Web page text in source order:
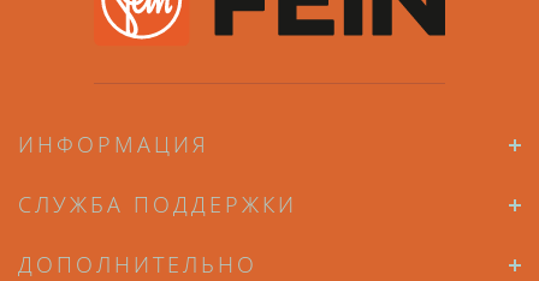
ИНФОРМАЦИЯ
СЛУЖБА ПОДДЕРЖКИ
ДОПОЛНИТЕЛЬНО